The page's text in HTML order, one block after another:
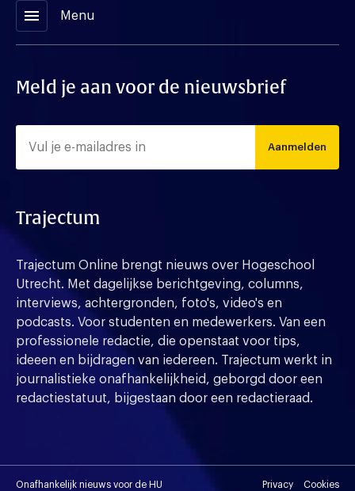
menu Menu
Meld je aan voor de nieuwsbrief
Aanmelden
Trajectum
Trajectum Online brengt nieuws over Hogeschool
Utrecht. Met dagelijkse berichtgeving, columns,
interviews, achtergronden, foto's, video's en
podcasts. Voor studenten en medewerkers. Van een
professionele redactie, die openstaat voor tips,
ideeen en bijdragen van iedereen. Trajectum werkt in
journalistieke onafhankelijkheid, geborgd door een
redactiestatuut, bijgestaan door een redactieraad.
Onafhankelijk nieuws voor de HU Privacy Cookies